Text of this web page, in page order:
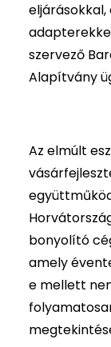
szervező
Alapítvány
Az elmúlt
bonyolító
amely
e mellett